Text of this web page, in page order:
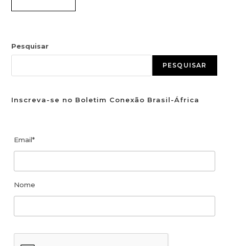
Pesquisar
PESQUISAR
Inscreva-se no Boletim Conexão Brasil-África
Email*
Nome